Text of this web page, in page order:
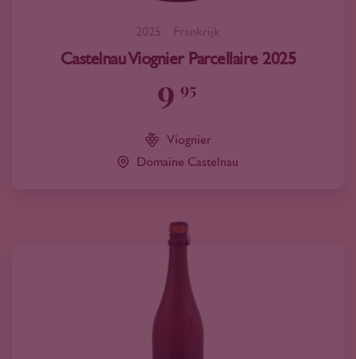
2025 Frankrijk
Castelnau Viognier Parcellaire 2025
9 95
Viognier
Domaine Castelnau